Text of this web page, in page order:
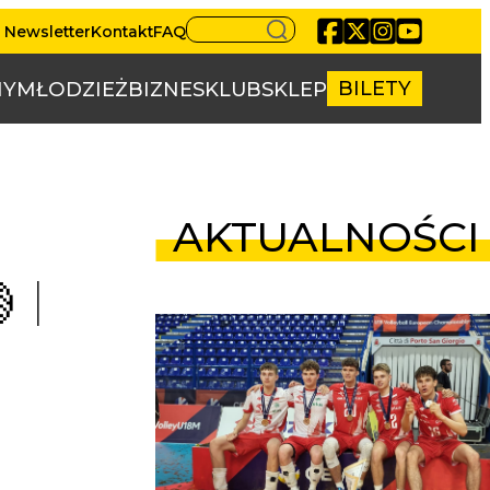
NewsletterKontaktFAQ
MŁODZIEŻBIZNESKLUBSKLEP BILETY
AKTUALNOŚCI